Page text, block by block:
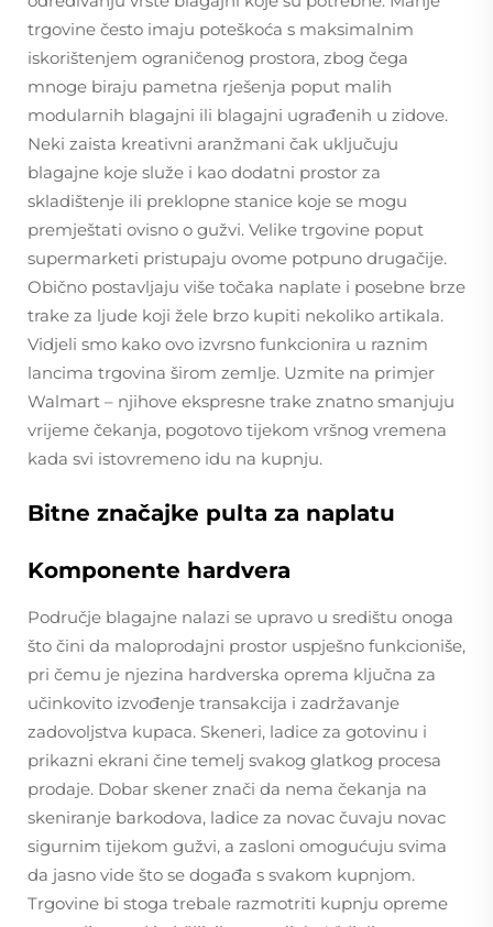
trgovine često imaju poteškoća s maksimalnim
iskorištenjem ograničenog prostora, zbog čega
mnoge biraju pametna rješenja poput malih
modularnih blagajni ili blagajni ugrađenih u zidove.
Neki zaista kreativni aranžmani čak uključuju
blagajne koje služe i kao dodatni prostor za
skladištenje ili preklopne stanice koje se mogu
premještati ovisno o gužvi. Velike trgovine poput
supermarketi pristupaju ovome potpuno drugačije.
Obično postavljaju više točaka naplate i posebne brze
trake za ljude koji žele brzo kupiti nekoliko artikala.
Vidjeli smo kako ovo izvrsno funkcionira u raznim
lancima trgovina širom zemlje. Uzmite na primjer
Walmart – njihove ekspresne trake znatno smanjuju
vrijeme čekanja, pogotovo tijekom vršnog vremena
kada svi istovremeno idu na kupnju.
Bitne značajke pulta za naplatu
Komponente hardvera
Područje blagajne nalazi se upravo u središtu onoga
što čini da maloprodajni prostor uspješno funkcioniše,
pri čemu je njezina hardverska oprema ključna za
učinkovito izvođenje transakcija i zadržavanje
zadovoljstva kupaca. Skeneri, ladice za gotovinu i
prikazni ekrani čine temelj svakog glatkog procesa
prodaje. Dobar skener znači da nema čekanja na
skeniranje barkodova, ladice za novac čuvaju novac
sigurnim tijekom gužvi, a zasloni omogućuju svima
da jasno vide što se događa s svakom kupnjom.
Trgovine bi stoga trebale razmotriti kupnju opreme